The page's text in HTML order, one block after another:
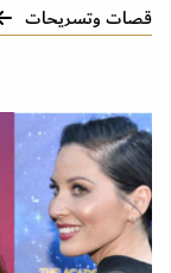
قصات وتسريحات